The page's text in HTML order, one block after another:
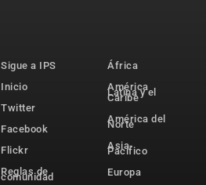
Sigue a IPS
Inicio
Twitter
Facebook
Flickr
Reglas de
comunidad
África
América
Latina y el
Caribe
América del
Norte
Asia-
Pacífico
Europa